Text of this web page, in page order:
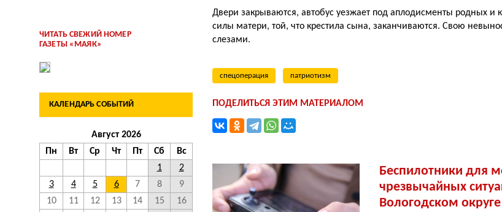
Двери закрываются, автобус уезжает под аплодисменты родных и
силы матери, той, что крестила сына, заканчиваются. Свою
слезами.
спецоперация патриотизм
ПОДЕЛИТЬСЯ ЭТИМ МАТЕРИАЛОМ
Беспилотники для
чрезвычайных
Вологодском округе
ЧИТАТЬ СВЕЖИЙ НОМЕР
ГАЗЕТЫ «МАЯК»
КАЛЕНДАРЬ СОБЫТИЙ
Август 2026
Пн
Вт Ср Чт Пт Сб
Вс
1
2
3
4 5 6 7 8
9
10
11 12 13 14 15
16